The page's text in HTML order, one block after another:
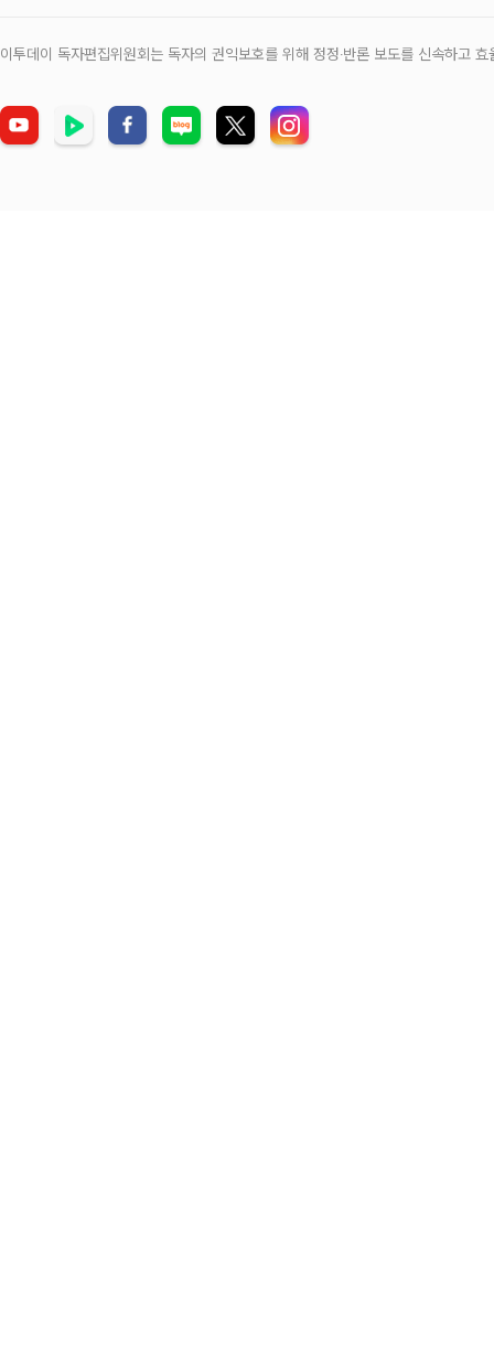
이투데이 독자편집위원회는 독자의 권익보호를 위해 정정‧반론 보도를 신속하고